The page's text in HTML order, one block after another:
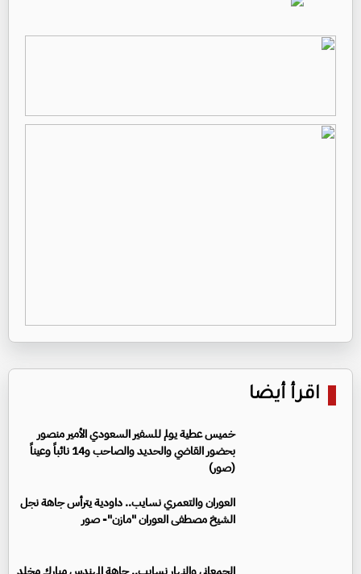
اقرأ أيضا
خميس عطية يولم للسفير السعودي الأمير منصور
بحضور القاضي والحديد والصاحب و14 نائباً وعيناً
(صور)
العوران والتعمري نسايب.. داودية يترأس جاهة نجل
الشيخ مصطفى العوران "مازن"- صور